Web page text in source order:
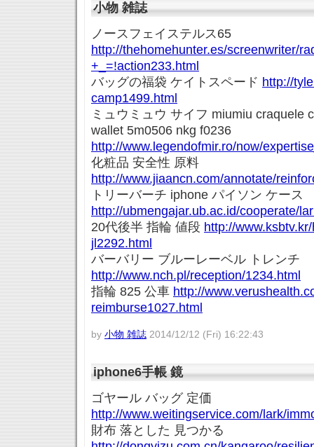
小物 雑誌
ノースフェイステルス65
http://thehomehunter.es/screenwriter/
+_=!action233.html
バッグの福袋 ケイトスペード http://
camp1499.html
ミュウミュウ サイフ miumiu craquele
wallet 5m0506 nkg f0236
http://www.legendofmir.ro/now/
化粧品 安全性 原料
http://www.jiaancn.com/annotate/
トリーバーチ iphone パイソン ケース
http://ubmengajar.ub.ac.id/cooperate/
20代後半 指輪 値段 http://
jl2292.html
バーバリー ブルーレーベル トレンチ
http://www.nch.pl/reception/1234.html
指輪 825 公車 http://
reimburse1027.html
by 小物 雑誌 2014/12/12 (Fri) 16:22:43
iphone6手帳 鏡
ゴヤール バッグ 定価
http://www.weitingservice.com/lark/
財布 落とした 見つかる